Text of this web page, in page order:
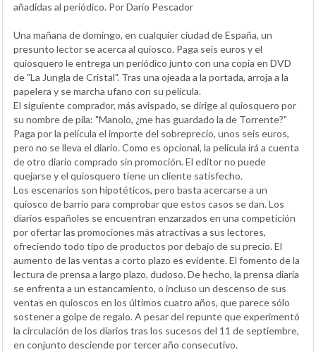
añadidas al periódico. Por Darío Pescador
Una mañana de domingo, en cualquier ciudad de España, un
presunto lector se acerca al quiosco. Paga seis euros y el
quiosquero le entrega un periódico junto con una copia en DVD
de "La Jungla de Cristal". Tras una ojeada a la portada, arroja a la
papelera y se marcha ufano con su película.
El siguiente comprador, más avispado, se dirige al quiosquero por
su nombre de pila: "Manolo, ¿me has guardado la de Torrente?"
Paga por la película el importe del sobreprecio, unos seis euros,
pero no se lleva el diario. Como es opcional, la película irá a cuenta
de otro diario comprado sin promoción. El editor no puede
quejarse y el quiosquero tiene un cliente satisfecho.
Los escenarios son hipotéticos, pero basta acercarse a un
quiosco de barrio para comprobar que estos casos se dan. Los
diarios españoles se encuentran enzarzados en una competición
por ofertar las promociones más atractivas a sus lectores,
ofreciendo todo tipo de productos por debajo de su precio. El
aumento de las ventas a corto plazo es evidente. El fomento de la
lectura de prensa a largo plazo, dudoso. De hecho, la prensa diaria
se enfrenta a un estancamiento, o incluso un descenso de sus
ventas en quioscos en los últimos cuatro años, que parece sólo
sostener a golpe de regalo. A pesar del repunte que experimentó
la circulación de los diarios tras los sucesos del 11 de septiembre,
en conjunto desciende por tercer año consecutivo.